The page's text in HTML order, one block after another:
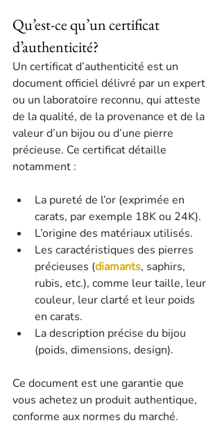
Qu’est-ce qu’un certificat
d’authenticité?
Un certificat d’authenticité est un
document officiel délivré par un expert
ou un laboratoire reconnu, qui atteste
de la qualité, de la provenance et de la
valeur d’un bijou ou d’une pierre
précieuse. Ce certificat détaille
notamment :
La pureté de l’or (exprimée en
carats, par exemple 18K ou 24K).
L’origine des matériaux utilisés.
Les caractéristiques des pierres
précieuses (diamants, saphirs,
rubis, etc.), comme leur taille, leur
couleur, leur clarté et leur poids
en carats.
La description précise du bijou
(poids, dimensions, design).
Ce document est une garantie que
vous achetez un produit authentique,
conforme aux normes du marché.